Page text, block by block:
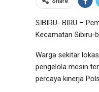
SIBIRU- BIRU –
Kecamatan Sibiru-
Warga sekitar
pengelola mesin
percaya kinerja